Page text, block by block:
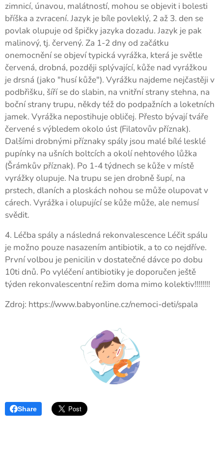
zimnicí, únavou, malátností, mohou se objevit i bolesti
bříška a zvracení. Jazyk je bíle povleklý, 2 až 3. den se
povlak olupuje od špičky jazyka dozadu. Jazyk je pak
malinový, tj. červený. Za 1-2 dny od začátku
onemocnění se objeví typická vyrážka, která je světle
červená, drobná, později splývající, kůže nad vyrážkou
je drsná (jako "husí kůže"). Vyrážku najdeme nejčastěji v
podbřišku, šíří se do slabin, na vnitřní strany stehna, na
boční strany trupu, někdy též do podpažních a loketních
jamek. Vyrážka nepostihuje obličej. Přesto bývají tváře
červené s výbledem okolo úst (Filatovův příznak).
Dalšími drobnými příznaky spály jsou malé bílé lesklé
pupínky na ušních boltcích a okolí nehtového lůžka
(Šrámkův příznak). Po 1-4 týdnech se kůže v místě
vyrážky olupuje. Na trupu se jen drobně šupí, na
prstech, dlaních a ploskách nohou se může olupovat v
cárech. Vyrážka i olupující se kůže může, ale nemusí
svědit.
4. Léčba spály a následná rekonvalescence Léčit spálu
je možno pouze nasazením antibiotik, a to co nejdříve.
První volbou je penicilin v dostatečné dávce po dobu
10ti dnů. Po vyléčení antibiotiky je doporučen ještě
týden rekonvalescentní režim doma mimo kolektiv!!!!!!!!
Zdroj: https://www.babyonline.cz/nemoci-deti/spala
Share